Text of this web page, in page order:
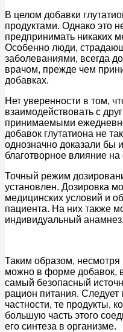
В целом добавки
продуктами. Однако это
предпринимать никаких
Особенно люди,
заболеваниями, всегда
врачом, прежде чем
добавках.
Нет уверенности в том,
взаимодействовать с
принимаемыми
добавок глутатиона не
однозначно доказали бы
благотворное влияние на
Точный режим
установлен. Дозировка
медицинских условий и
пациента. На них также
индивидуальный анамнез.
Таким образом, несмотря
можно в форме добавок,
самый безопасный
рацион питания.
частности, те продукты,
большую часть этого
его синтеза в организме.